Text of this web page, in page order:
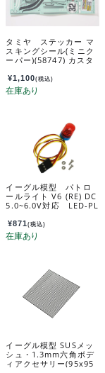
タミヤ ステッカー マ
スキングシール(ミニク
ーパー)(58747) カスタ
9490156-000
¥1,100(税込)
イーグル模型 パトロ
ールライト V6 (RE) DC
5.0~6.0V対応 LED-PL
¥871(税込)
イーグル模型 SUSメッ
シュ・1.3mm六角ボデ
ィアクセサリー(95x95